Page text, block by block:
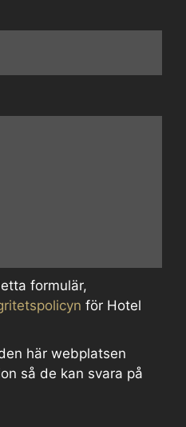
formulär,
för Hotel
här webplatsen
så de kan svara på